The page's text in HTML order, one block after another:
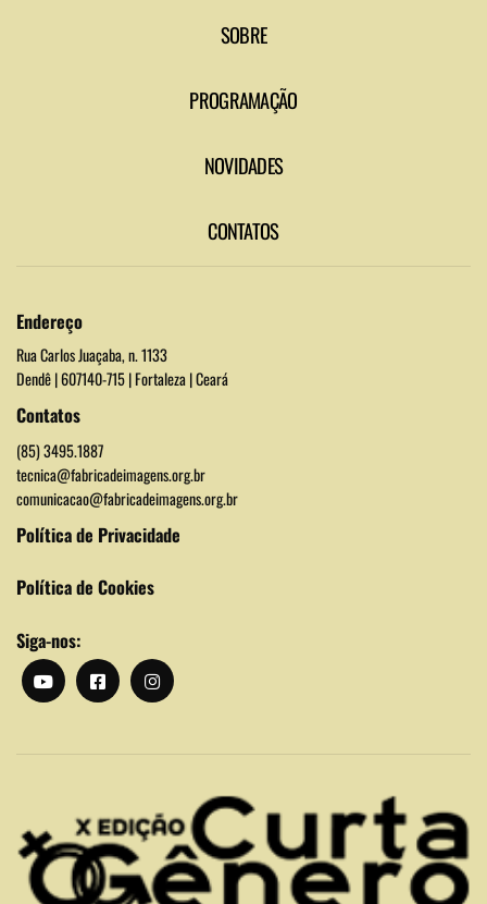
SOBRE
PROGRAMAÇÃO
NOVIDADES
CONTATOS
Endereço
Rua Carlos Juaçaba, n. 1133
Dendê | 607140-715 | Fortaleza | Ceará
Contatos
(85) 3495.1887
tecnica@fabricadeimagens.org.br
comunicacao@fabricadeimagens.org.br
Política de Privacidade
Política de Cookies
Siga-nos: